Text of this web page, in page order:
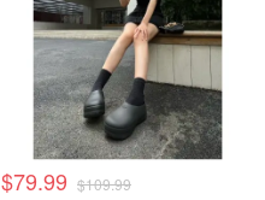
$79.99 $109.99